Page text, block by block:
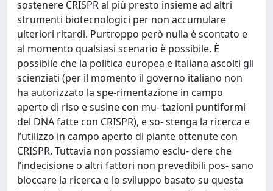
sostenere CRISPR al più presto insieme ad altri
strumenti biotecnologici per non accumulare
ulteriori ritardi. Purtroppo però nulla è scontato e
al momento qualsiasi scenario è possibile. È
possibile che la politica europea e italiana ascolti gli
scienziati (per il momento il governo italiano non
ha autorizzato la spe-rimentazione in campo
aperto di riso e susine con mu- tazioni puntiformi
del DNA fatte con CRISPR), e so- stenga la ricerca e
l’utilizzo in campo aperto di piante ottenute con
CRISPR. Tuttavia non possiamo esclu- dere che
l’indecisione o altri fattori non prevedibili pos- sano
bloccare la ricerca e lo sviluppo basato su questa